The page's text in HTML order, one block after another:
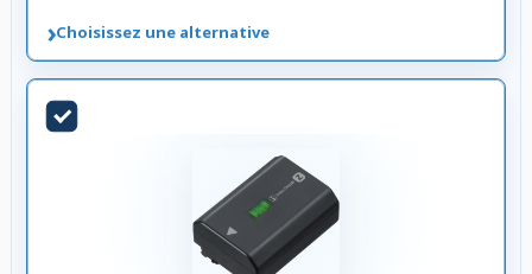
›Choisissez une alternative